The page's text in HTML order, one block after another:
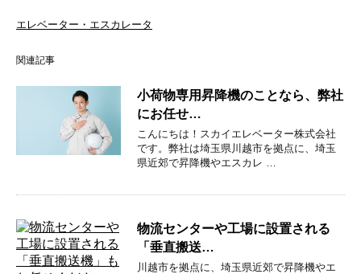
エレベーター・エスカレータ
関連記事
小荷物専用昇降機のことなら、弊社
にお任せ…
こんにちは！スカイエレベーター株式会社
です。弊社は埼玉県川越市を拠点に、埼玉
県近郊で昇降機やエスカレ …
物流センターや工場に設置される
「垂直搬送…
川越市を拠点に、埼玉県近郊で昇降機やエ